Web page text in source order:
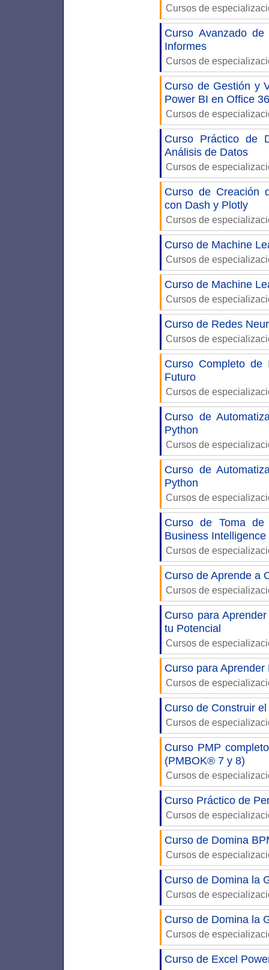
Cursos de
Curso Avanzado
Informes
Cursos de
Curso de Gestión y
Power BI en Office
Cursos de
Curso Práctico de
Análisis de Datos
Cursos de
Curso de Creación
con Dash y Plotly
Cursos de
Curso de Machine
Cursos de
Curso de Machine
Cursos de
Curso de Redes
Cursos de
Curso Completo
Futuro
Cursos de
Curso de
Python
Cursos de
Curso de
Python
Cursos de
Curso de Toma de
Business Intelligence
Cursos de
Curso de Aprende a
Cursos de
Curso para
tu Potencial
Cursos de
Curso para
Cursos de
Curso de Construir
Cursos de
Curso PMP
(PMBOK® 7 y 8)
Cursos de
Curso Práctico de
Cursos de
Curso de Domina
Cursos de
Curso de Domina la
Cursos de
Curso de Domina la
Cursos de
Curso de Excel